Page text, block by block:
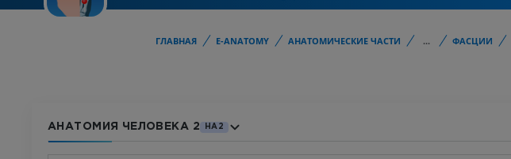
ГЛАВНАЯ E-ANATOMY АНАТОМИЧЕСКИЕ ЧАСТИ ... ФАСЦИИ
АНАТОМИЯ ЧЕЛОВЕКА 2 HA2